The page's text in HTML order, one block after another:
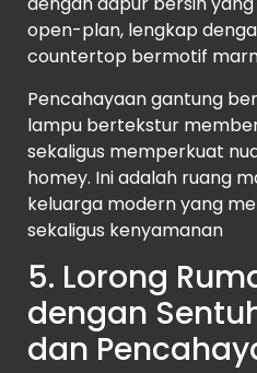
open-plan, lengkap
countertop bermotif
Pencahayaan gantung
lampu bertekstur
sekaligus memperkuat
homey. Ini adalah ruang
keluarga modern yang
sekaligus kenyamanan
5. Lorong
dengan
dan